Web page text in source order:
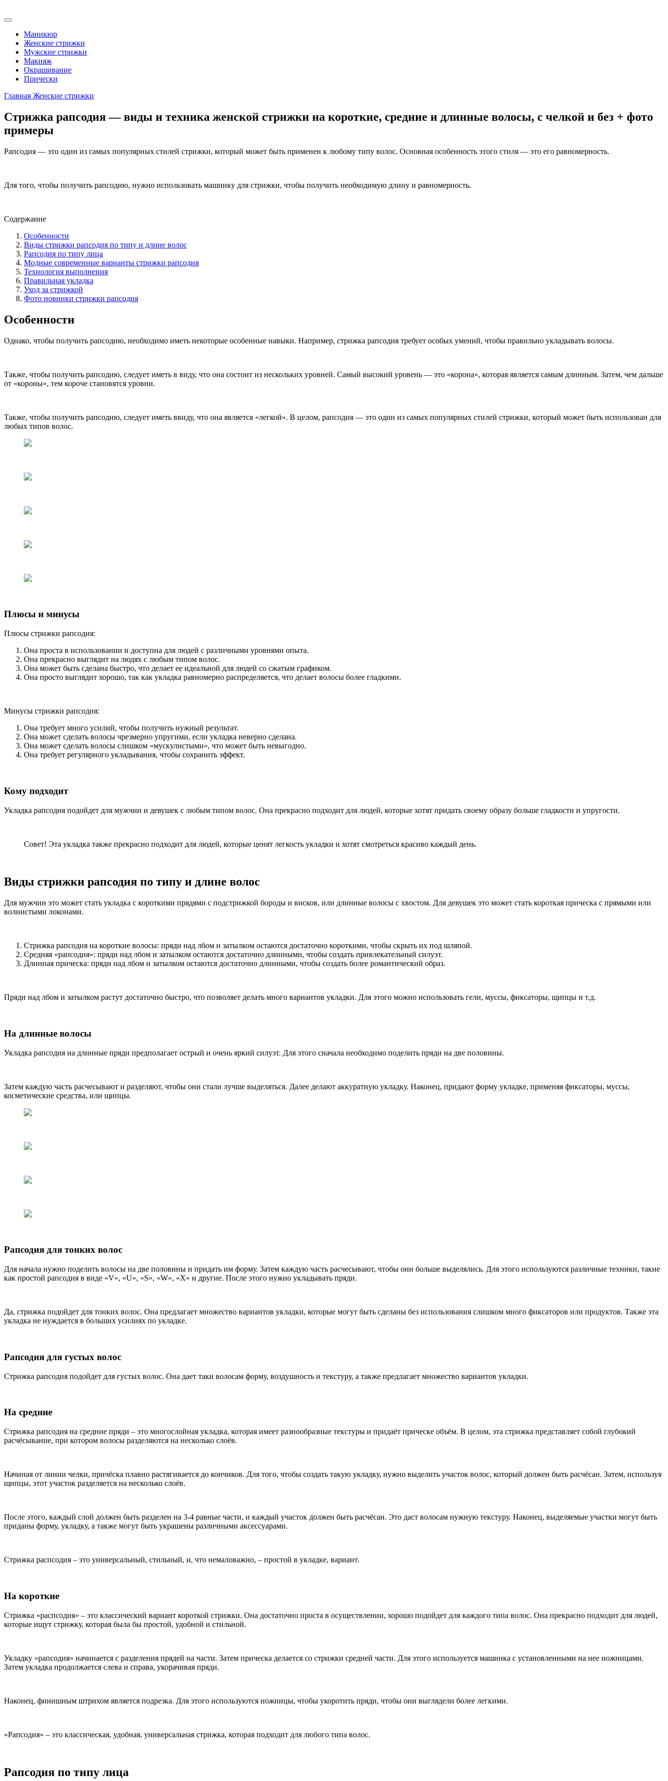
Маникюр
Женские стрижки
Мужские стрижки
Макияж
Окрашивание
Прически
Главная Женские стрижки
Стрижка рапсодия — виды и техника женской стрижки на короткие, средние и длинные волосы, с челкой и без + фото
примеры
Рапсодия — это один из самых популярных стилей стрижки, который может быть применен к любому типу волос. Основная особенность этого стиля — это его равномерность.
Для того, чтобы получить рапсодию, нужно использовать машинку для стрижки, чтобы получить необходимую длину и равномерность.
Содержание
Особенности
Виды стрижки рапсодия по типу и длине волос
Рапсодия по типу лица
Модные современные варианты стрижки рапсодия
Технология выполнения
Правильная укладка
Уход за стрижкой
Фото новинки стрижки рапсодия
Особенности
Однако, чтобы получить рапсодию, необходимо иметь некоторые особенные навыки. Например, стрижка рапсодия требует особых умений, чтобы правильно укладывать волосы.
Также, чтобы получить рапсодию, следует иметь в виду, что она состоит из нескольких уровней. Самый высокий уровень — это «корона», которая является самым длинным. Затем, чем дальше
от «короны», тем короче становятся уровни.
Также, чтобы получить рапсодию, следует иметь ввиду, что она является «легкой». В целом, рапсодия — это один из самых популярных стилей стрижки, который может быть использован для
любых типов волос.
Плюсы и минусы
Плюсы стрижки рапсодия:
Она проста в использовании и доступна для людей с различными уровнями опыта.
Она прекрасно выглядит на людях с любым типом волос.
Она может быть сделана быстро, что делает ее идеальной для людей со сжатым графиком.
Она просто выглядит хорошо, так как укладка равномерно распределяется, что делает волосы более гладкими.
Минусы стрижки рапсодия:
Она требует много усилий, чтобы получить нужный результат.
Она может сделать волосы чрезмерно упругими, если укладка неверно сделана.
Она может сделать волосы слишком «мускулистыми», что может быть невыгодно.
Она требует регулярного укладывания, чтобы сохранить эффект.
Кому подходит
Укладка рапсодия подойдет для мужчин и девушек с любым типом волос. Она прекрасно подходит для людей, которые хотят придать своему образу больше гладкости и упругости.
Совет! Эта укладка также прекрасно подходит для людей, которые ценят легкость укладки и хотят смотреться красиво каждый день.
Виды стрижки рапсодия по типу и длине волос
Для мужчин это может стать укладка с короткими прядями с подстрижкой бороды и висков, или длинные волосы с хвостом. Для девушек это может стать короткая прическа с прямыми или
волнистыми локонами.
Стрижка рапсодия на короткие волосы: пряди над лбом и затылком остаются достаточно короткими, чтобы скрыть их под шляпой.
Средняя «рапсодия»: пряди над лбом и затылком остаются достаточно длинными, чтобы создать привлекательный силуэт.
Длинная прическа: пряди над лбом и затылком остаются достаточно длинными, чтобы создать более романтический образ.
Пряди над лбом и затылком растут достаточно быстро, что позволяет делать много вариантов укладки. Для этого можно использовать гели, муссы, фиксаторы, щипцы и т.д.
На длинные волосы
Укладка рапсодия на длинные пряди предполагает острый и очень яркий силуэт. Для этого сначала необходимо поделить пряди на две половины.
Затем каждую часть расчесывают и разделяют, чтобы они стали лучше выделяться. Далее делают аккуратную укладку. Наконец, придают форму укладке, применяя фиксаторы, муссы,
косметические средства, или щипцы.
Рапсодия для тонких волос
Для начала нужно поделить волосы на две половины и придать им форму. Затем каждую часть расчесывают, чтобы они больше выделялись. Для этого используются различные техники, такие
как простой рапсодия в виде «V», «U», «S», «W», «X» и другие. После этого нужно укладывать пряди.
Да, стрижка подойдет для тонких волос. Она предлагает множество вариантов укладки, которые могут быть сделаны без использования слишком много фиксаторов или продуктов. Также эта
укладка не нуждается в больших усилиях по укладке.
Рапсодия для густых волос
Стрижка рапсодия подойдет для густых волос. Она дает таки волосам форму, воздушность и текстуру, а также предлагает множество вариантов укладки.
На средние
Стрижка рапсодия на средние пряди – это многослойная укладка, которая имеет разнообразные текстуры и придаёт прическе объём. В целом, эта стрижка представляет собой глубокий
расчёсывание, при котором волосы разделяются на несколько слоёв.
Начиная от линии челки, причёска плавно растягивается до кончиков. Для того, чтобы создать такую укладку, нужно выделить участок волос, который должен быть расчёсан. Затем, используя
щипцы, этот участок разделяется на несколько слоёв.
После этого, каждый слой должен быть разделен на 3-4 равные части, и каждый участок должен быть расчёсан. Это даст волосам нужную текстуру. Наконец, выделяемые участки могут быть
приданы форму, укладку, а также могут быть украшены различными аксессуарами.
Стрижка распсодия – это универсальный, стильный, и, что немаловажно, – простой в укладке, вариант.
На короткие
Стрижка «распсодия» – это классический вариант короткой стрижки. Она достаточно проста в осуществлении, хорошо подойдет для каждого типа волос. Она прекрасно подходит для людей,
которые ищут стрижку, которая была бы простой, удобной и стильной.
Укладку «рапсодия» начинается с разделения прядей на части. Затем прическа делается со стрижки средней части. Для этого используется машинка с установленными на нее ножницами.
Затем укладка продолжается слева и справа, укорачивая пряди.
Наконец, финишным штрихом является подрезка. Для этого используются ножницы, чтобы укоротить пряди, чтобы они выглядели более легкими.
«Рапсодия» – это классическая, удобная, универсальная стрижка, которая подходит для любого типа волос.
Рапсодия по типу лица